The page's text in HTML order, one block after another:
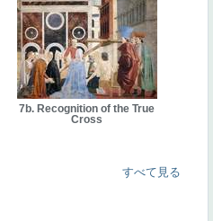
7b. Recognition of the True
Cross
すべて見る